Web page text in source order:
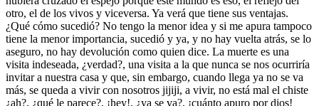
otro, el de los vivos y viceversa. Ya verá que tiene sus ventajas.
¿Qué cómo sucedió? No tengo la menor idea y si me apura tampoco
tiene la menor importancia, sucedió y ya, y no hay vuelta atrás, se lo
aseguro, no hay devolución como quien dice. La muerte es una
visita indeseada, ¿verdad?, una visita a la que nunca se nos ocurriría
invitar a nuestra casa y que, sin embargo, cuando llega ya no se va
más, se queda a vivir con nosotros jijiji, a vivir, no está mal el chiste
¿ah?, ¿qué le parece?, ¡hey!, ¿ya se va?, ¡cuánto apuro por dios!